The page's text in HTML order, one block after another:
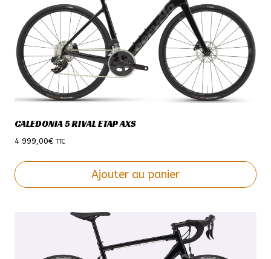
CALEDONIA 5 RIVAL ETAP AXS
4 999,00€ TTC
Ajouter au panier
variations.